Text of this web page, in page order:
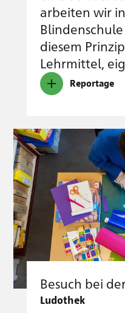
arbeiten wir
diesem
Lehrmittel,
Reportage
Besuch bei
Ludothek